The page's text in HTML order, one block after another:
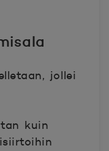
jollei
kuin